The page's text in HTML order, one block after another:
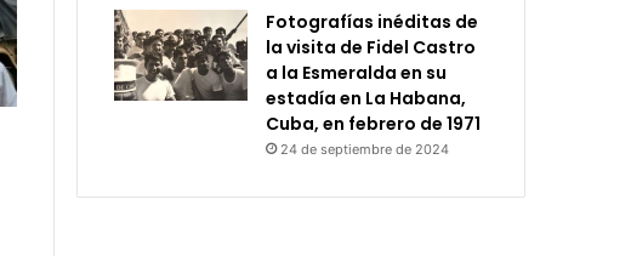
Fotografías inéditas de
la visita de Fidel Castro
a la Esmeralda en su
estadía en La Habana,
Cuba, en febrero de 1971
24 de septiembre de 2024